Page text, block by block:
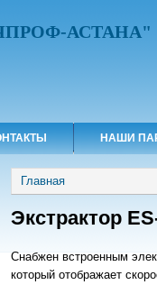
АСТАНА"
НАШИ
Вы здесь
Главная
Экстрактор
Снабжен встроенным
который отображает